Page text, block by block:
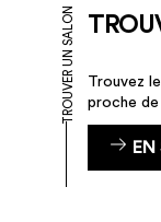
Trouvez
proche de
EN
TROUVER UN SALON